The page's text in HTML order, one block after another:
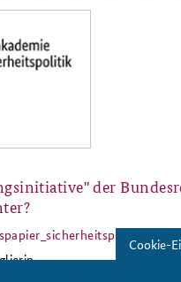
der
Cookie-